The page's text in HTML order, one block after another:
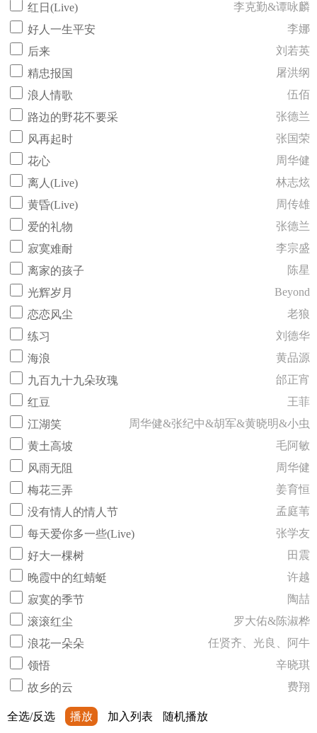
红日(Live)
李克勤&谭咏麟
好人一生平安
李娜
后来
刘若英
精忠报国
屠洪纲
浪人情歌
伍佰
路边的野花不要采
张德兰
风再起时
张国荣
花心
周华健
离人(Live)
林志炫
黄昏(Live)
周传雄
爱的礼物
张德兰
寂寞难耐
李宗盛
离家的孩子
陈星
光辉岁月
Beyond
恋恋风尘
老狼
练习
刘德华
海浪
黄品源
九百九十九朵玫瑰
邰正宵
红豆
王菲
江湖笑
周华健&张纪中&胡军&黄晓明&小虫
黄土高坡
毛阿敏
风雨无阻
周华健
梅花三弄
姜育恒
没有情人的情人节
孟庭苇
每天爱你多一些(Live)
张学友
好大一棵树
田震
晚霞中的红蜻蜓
许越
寂寞的季节
陶喆
滚滚红尘
罗大佑&陈淑桦
浪花一朵朵
任贤齐、光良、阿牛
领悟
辛晓琪
故乡的云
费翔
全选/反选 播放 加入列表 随机播放